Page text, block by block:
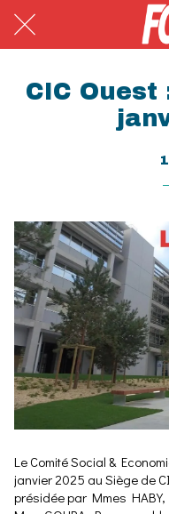
CIC Ouest
Le Comité Social &
janvier 2025 au Siège de
présidée par Mmes